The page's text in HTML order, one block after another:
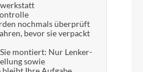
nochmals überprüft
bevor sie verpackt
montiert: Nur Lenker-
sowie